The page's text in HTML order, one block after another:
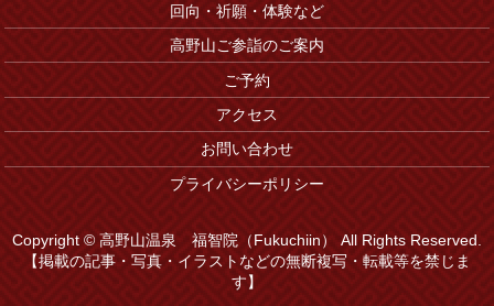
回向・祈願・体験など
高野山ご参詣のご案内
ご予約
アクセス
お問い合わせ
プライバシーポリシー
Copyright © 高野山温泉 福智院（Fukuchiin） All Rights Reserved.
【掲載の記事・写真・イラストなどの無断複写・転載等を禁じま
す】